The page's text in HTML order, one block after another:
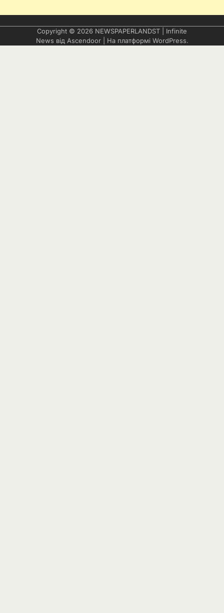
Copyright © 2026 NEWSPAPERLANDST | Infinite
News від Ascendoor| На платформі WordPress.